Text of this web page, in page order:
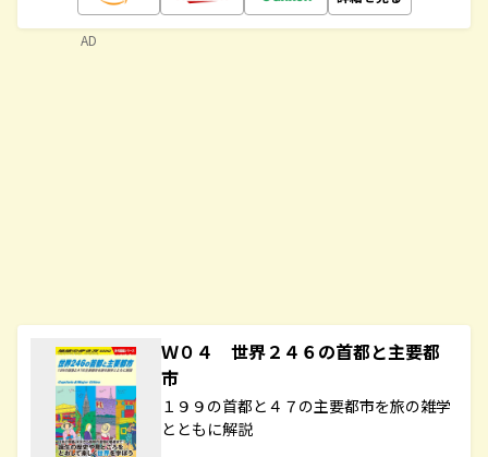
Ｗ０４ 世界２４６の首都と主要都
市
１９９の首都と４７の主要都市を旅の雑学
とともに解説
AD